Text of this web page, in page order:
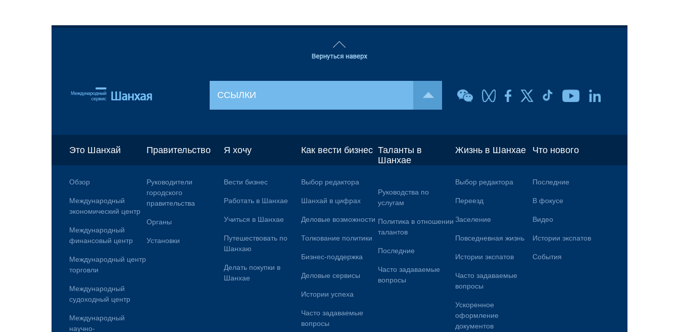
ССЫЛКИ
Это Шанхай
Обзор
Международный
экономический центр
Международный
финансовый центр
Международный центр
торговли
Международный
судоходный центр
Международный
научно-
Правительство
Руководители
городского
правительства
Органы
Установки
Я хочу
Вести бизнес
Работать в Шанхае
Учиться в Шанхае
Путешествовать по
Шанхаю
Делать покупки в
Шанхае
Как вести бизнес
Выбор редактора
Шанхай в цифрах
Деловые возможности
Толкование политики
Бизнес-поддержка
Деловые сервисы
Истории успеха
Часто задаваемые
вопросы
Таланты в
Шанхае
Руководства по
услугам
Политика в отношении
талантов
Последние
Часто задаваемые
вопросы
Жизнь в Шанхае
Выбор редактора
Переезд
Заселение
Повседневная жизнь
Истории экспатов
Часто задаваемые
вопросы
Ускоренное
оформление
документов
Что нового
Последние
В фокусе
Видео
Истории экспатов
События